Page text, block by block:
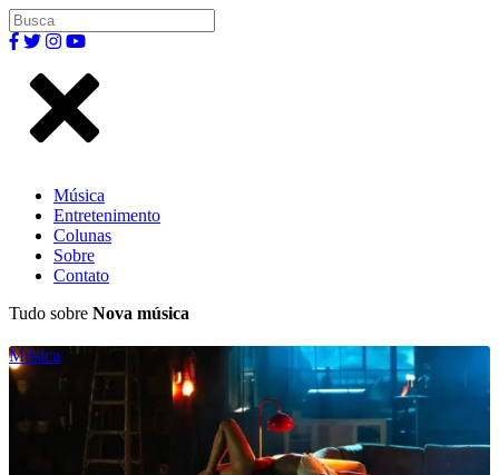
Música
Entretenimento
Colunas
Sobre
Contato
Tudo sobre Nova música
Música